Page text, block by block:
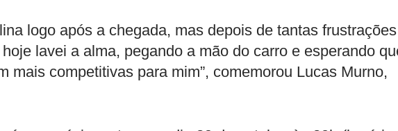
logo após a chegada, mas depois de tantas frustrações
lavei a alma, pegando a mão do carro e esperando
mais competitivas para mim”, comemorou Lucas Murno,